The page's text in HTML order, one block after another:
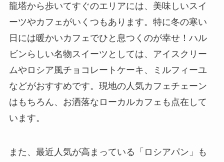
龍塔から歩いてすぐのエリアには、美味しいスイ
ーツやカフェがいくつもあります。特に冬の寒い
日には暖かいカフェでひと息つくのが幸せ！ハル
ビンらしい名物スイーツとしては、アイスクリー
ムやロシア風チョコレートケーキ、ミルフィーユ
などがおすすめです。現地の人気カフェチェーン
はもちろん、お洒落なローカルカフェも点在して
います。
また、最近人気が高まっている「ロシアパン」も